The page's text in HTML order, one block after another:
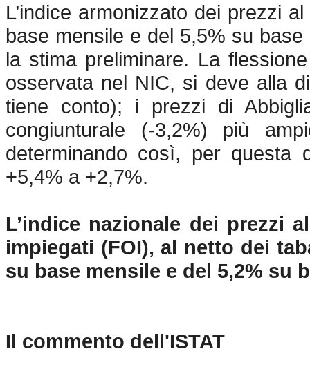
L’indice armonizzato dei prezzi
base mensile e del 5,5% su
la stima preliminare. La
osservata nel NIC, si deve alla
tiene conto); i prezzi di
congiunturale (-3,2%) più
determinando così, per questa
+5,4% a +2,7%.
L’indice nazionale dei prezzi
impiegati (FOI), al netto dei
su base mensile e del 5,2% su
Il commento dell'ISTAT